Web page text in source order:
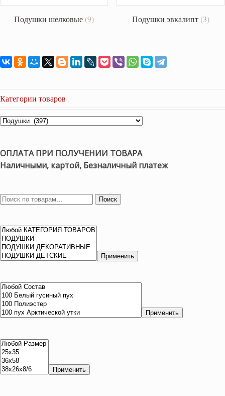
Подушки шелковые (9) Подушки эвкалипт (3)
Категории товаров
ОПЛАТА ПРИ ПОЛУЧЕНИИ ТОВАРА
Наличными, картой, Безналичный платеж
Поиск
Применить
Применить
Применить